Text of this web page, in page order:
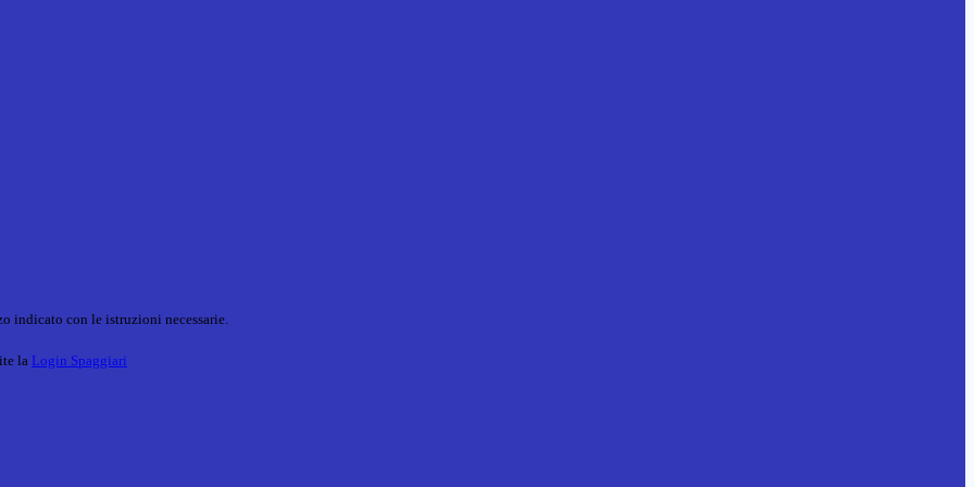
indicato con le istruzioni necessarie.
la Login Spaggiari